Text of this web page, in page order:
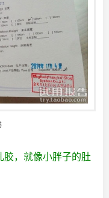
胶，就像小胖子的肚